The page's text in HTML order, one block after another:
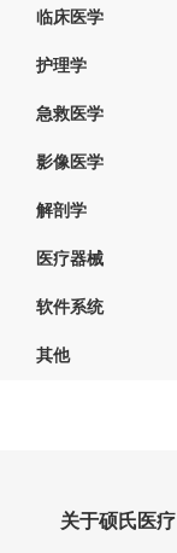
临床医学
护理学
急救医学
影像医学
解剖学
医疗器械
软件系统
其他
关于硕氏医疗